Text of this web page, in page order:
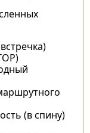
(в спину)